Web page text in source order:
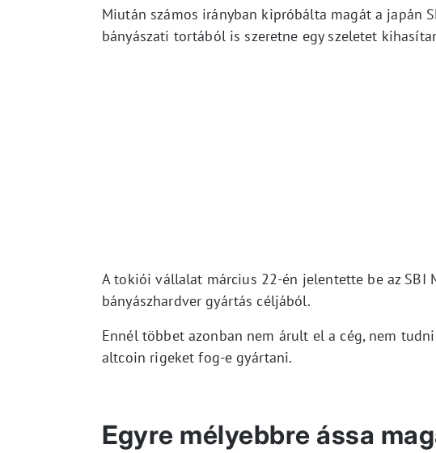
Miután számos irányban kipróbálta magát a japán
bányászati tortából is szeretne egy szeletet
A tokiói vállalat március 22-én jelentette be az
bányászhardver gyártás céljából.
Ennél többet azonban nem árult el a cég, nem
altcoin rigeket fog-e gyártani.
Egyre mélyebbre ássa